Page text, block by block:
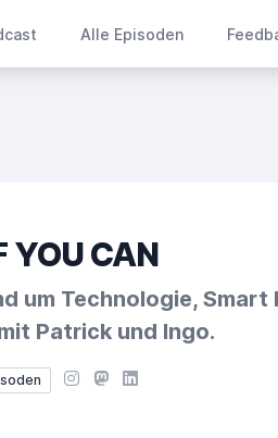
Alle Episoden
YOU CAN
um Technologie, Smart
Patrick und Ingo.
Instagram
Mastodon
LinkedIn